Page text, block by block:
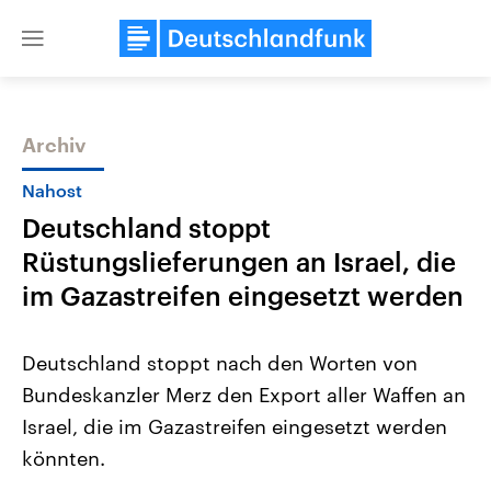
Close
Themen
2026
Alle Informationen
Sachsen-Anhalt wählt am 6.
September 2026 einen neuen
Landtag. Seit 2021 wird das
Aktuelle Beiträge,
Hintergründe
Wirtschaftlich und
Archiv
Nahost
Deutschland stoppt
Rüstungslieferungen an Israel, die
im Gazastreifen eingesetzt werden
Deutschland stoppt nach den Worten von
Bundeskanzler Merz den Export aller Waffen an
Israel, die im Gazastreifen eingesetzt werden
könnten.